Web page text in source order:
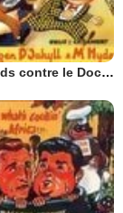
Deux nigauds contre le Docteur Jekyll et M. Hyde